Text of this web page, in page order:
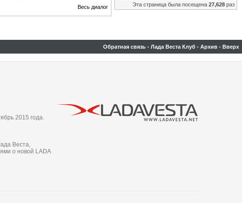
Весь диалог
Эта страница была посещена 27,628 раз
Обратная связь - Лада Веста Клуб - Архив - Вверх
2015 года.
Веста,
о новой LADA